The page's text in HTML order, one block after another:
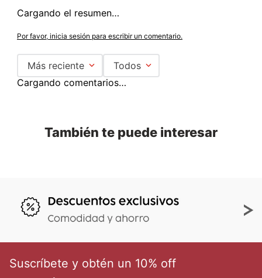
Cargando el resumen…
Por favor, inicia sesión para escribir un comentario.
Más reciente
Todos
Cargando comentarios…
También te puede interesar
Suscríbete y obtén un 10% off